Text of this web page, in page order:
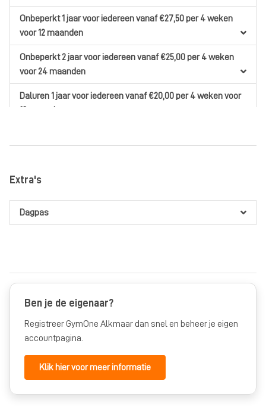
Onbeperkt 1 jaarvoor iedereenvanaf €27,50per 4 weken
voor 12 maanden
Onbeperkt 2 jaarvoor iedereenvanaf €25,00per 4 weken
voor 24 maanden
Daluren 1 jaarvoor iedereenvanaf €20,00per 4 wekenvoor
12 maanden
24 maanden
Maand
Kids Maand
maand
Extra's
Dagpas
Ben je de eigenaar?
Registreer GymOne Alkmaar dan snel en beheer je eigen
accountpagina.
Klik hier voor meer informatie